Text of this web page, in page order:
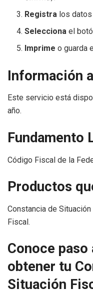
Registra los datos
Selecciona el
Imprime o guarda
Información
Este servicio está
año.
Fundamento
Código Fiscal de la
Productos
Constancia de
Fiscal.
Conoce paso
obtener tu
Situación